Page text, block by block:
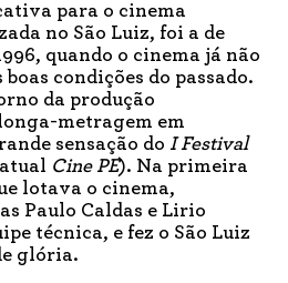
para o cinema
no São Luiz, foi a de
quando o cinema já não
condições do passado.
da produção
metragem em
sensação do I Festival
Cine PE). Na primeira
lotava o cinema,
Paulo Caldas e Lirio
técnica, e fez o São Luiz
glória.